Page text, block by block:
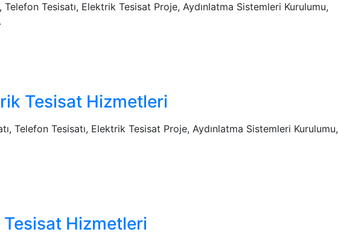
Telefon Tesisatı, Elektrik Tesisat Proje, Aydınlatma Sistemleri Kurulumu,
Tesisat Hizmetleri
Telefon Tesisatı, Elektrik Tesisat Proje, Aydınlatma Sistemleri Kurulumu,
Hizmetleri